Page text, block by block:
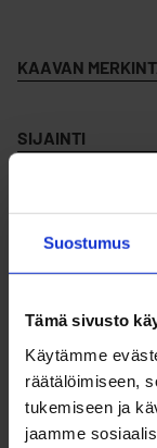
Suostumus
Tämä sivusto
Käytämme
räätälöimiseen,
tukemiseen ja
jaamme
KAAVAN
SIJAINTI
MYYDÄÄN
VUOKRATAAN
KORTTELIN
TONTIN NUMERO